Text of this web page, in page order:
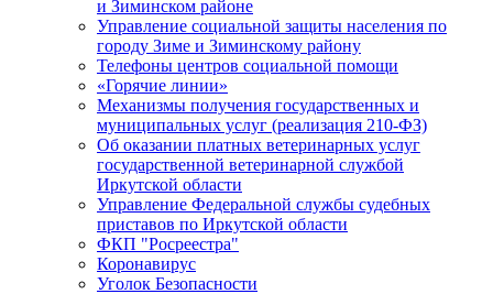
и Зиминском районе
Управление социальной защиты населения по
городу Зиме и Зиминскому району
Телефоны центров социальной помощи
«Горячие линии»
Механизмы получения государственных и
муниципальных услуг (реализация 210-ФЗ)
Об оказании платных ветеринарных услуг
государственной ветеринарной службой
Иркутской области
Управление Федеральной службы судебных
приставов по Иркутской области
ФКП "Росреестра"
Коронавирус
Уголок Безопасности